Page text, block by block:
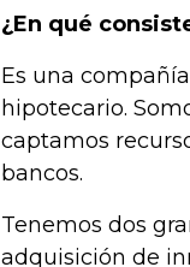
¿En qué
Es una
hipotecario.
captamos
bancos.
Tenemos dos
adquisición de